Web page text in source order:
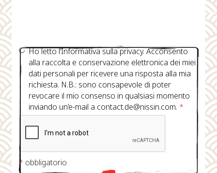
Ho letto l’Informativa sulla privacy. Acconsento
alla raccolta e conservazione elettronica dei miei
dati personali per ricevere una risposta alla mia
richiesta. N.B.: sono consapevole di poter
revocare il mio consenso in qualsiasi momento
inviando un’e-mail a contact.de@nissin.com. *
* obbligatorio